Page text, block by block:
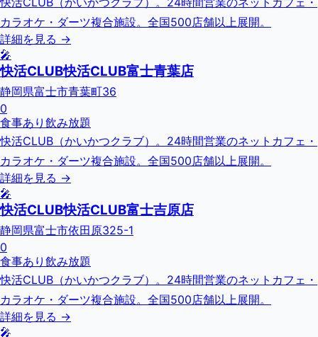
カラオケ・ダーツ複合施設。全国500店舗以上展開。
詳細を見る →
🎤
快活CLUB快活CLUB富士青葉店
静岡県富士市青葉町36
0
食事あり 飲み放題
快活CLUB（かいかつクラブ）。24時間営業のネットカフェ・
カラオケ・ダーツ複合施設。全国500店舗以上展開。
詳細を見る →
🎤
快活CLUB快活CLUB富士吉原店
静岡県富士市依田原325-1
0
食事あり 飲み放題
快活CLUB（かいかつクラブ）。24時間営業のネットカフェ・
カラオケ・ダーツ複合施設。全国500店舗以上展開。
詳細を見る →
🎤